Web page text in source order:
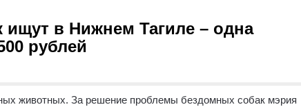
в Нижнем Тагиле – одна
рублей
животных. За решение проблемы бездомных собак мэрия